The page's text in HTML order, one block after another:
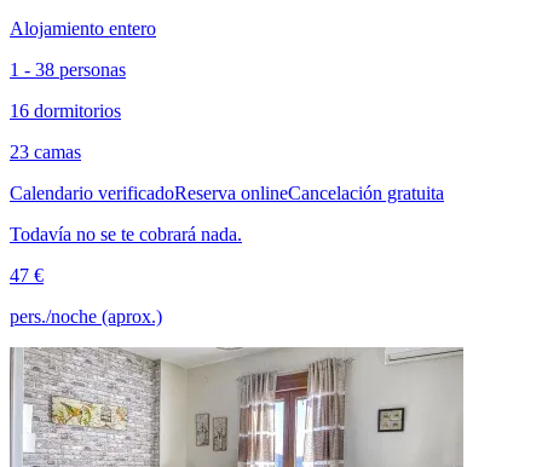
Alojamiento entero
1 - 38 personas
16 dormitorios
23 camas
Calendario verificadoReserva onlineCancelación gratuita
Todavía no se te cobrará nada.
47 €
pers./noche (aprox.)